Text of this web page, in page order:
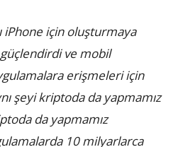
iPhone için oluşturmaya
güçlendirdi ve mobil
erişmeleri için
şeyi kriptoda da yapmamız
da yapmamız
10 milyarlarca